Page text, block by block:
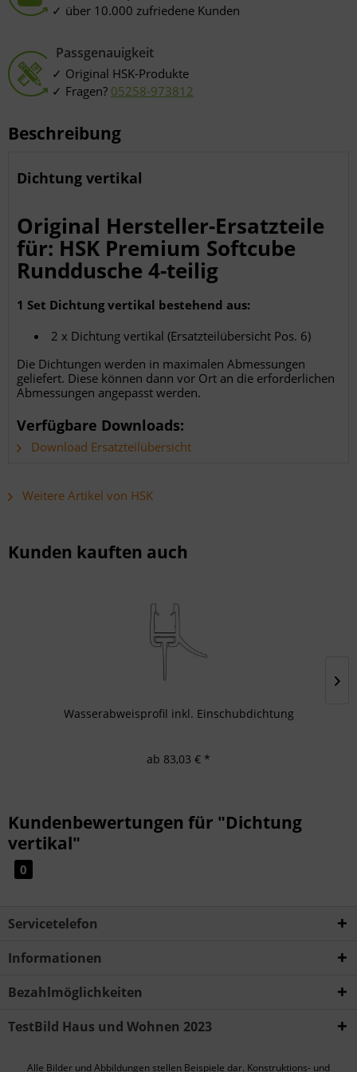
über 10.000 zufriedene Kunden
Passgenauigkeit
Original HSK-Produkte
Fragen? 05258-973812
Beschreibung
Dichtung vertikal
Original Hersteller-Ersatzteile
für: HSK Premium Softcube
Runddusche 4-teilig
1 Set Dichtung vertikal bestehend aus:
2 x Dichtung vertikal (Ersatzteilübersicht Pos. 6)
Die Dichtungen werden in maximalen Abmessungen
geliefert. Diese können dann vor Ort an die erforderlichen
Abmessungen angepasst werden.
Verfügbare Downloads:
Download Ersatzteilübersicht
Weitere Artikel von HSK
Kunden kauften auch
Wasserabweisprofil inkl. Einschubdichtung
ab 83,03 € *
Kundenbewertungen für "Dichtung
vertikal"
0
Servicetelefon
Informationen
Bezahlmöglichkeiten
TestBild Haus und Wohnen 2023
Alle Bilder und Abbildungen stellen Beispiele dar. Konstruktions- und